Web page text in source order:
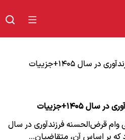
۱۴۰۵+جزییات
وام قرض‌الحسنه فرزندآوری در سال